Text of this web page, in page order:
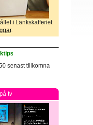
i Länkskafferiet
.
senast tillkomna
tv